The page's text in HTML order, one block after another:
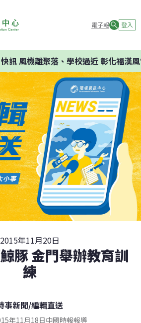
電子報 登入
快訊風機離聚落、學校過近 彰化福漢風
2015年11月20日
豚 金門舉辦教育訓
練
事新聞/編輯直送
年11月18日中國時報報導